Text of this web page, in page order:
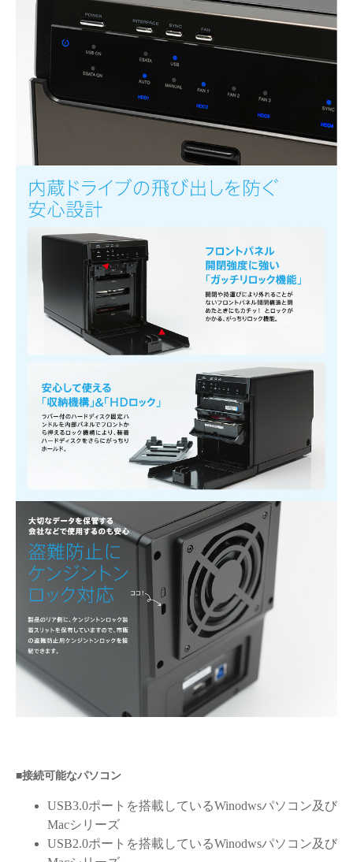
■接続可能なパソコン
USB3.0ポートを搭載しているWinodwsパソコン及び
Macシリーズ
USB2.0ポートを搭載しているWinodwsパソコン及び